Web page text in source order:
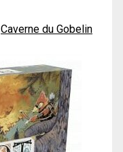
Caverne du Gobelin